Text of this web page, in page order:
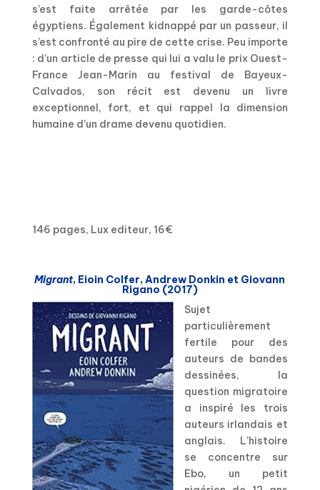
s’est faite arrêtée par les garde-côtes
égyptiens. Également kidnappé par un passeur, il
s’est confronté au pire de cette crise. Peu importe
: d’un article de presse qui lui a valu le prix Ouest-
France Jean-Marin au festival de Bayeux-
Calvados, son récit est devenu un livre
exceptionnel, fort, et qui rappel la dimension
humaine d’un drame devenu quotidien.
146 pages, Lux editeur, 16€
Migrant, Eioin Colfer, Andrew Donkin et Giovann
Rigano (2017)
Sujet
particulièrement
fertile pour des
auteurs de bandes
dessinées, la
question migratoire
a inspiré les trois
auteurs irlandais et
anglais. L’histoire
se concentre sur
Ebo, un petit